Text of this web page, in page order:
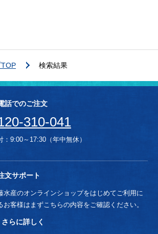
検索結果
話でのご注文
310-041
：9:00～17:30（年中無休）
文サポート
水産のオンラインショップをはじめてご利用に
お客様はまずこちらの内容をご確認ください。
さらに詳しく